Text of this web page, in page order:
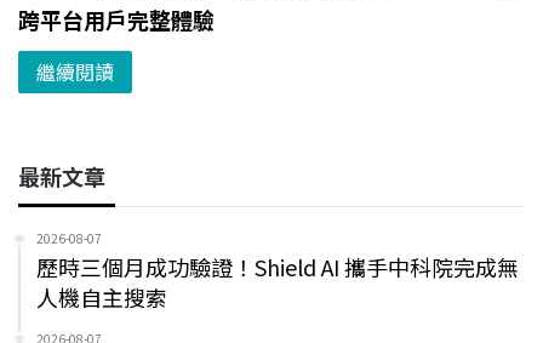
跨平台用戶完整體驗
繼續閱讀
最新文章
2026-08-07
歷時三個月成功驗證！Shield AI 攜手中科院完成無
人機自主搜索
2026-08-07